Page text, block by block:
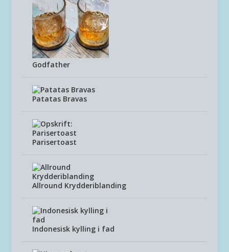
Godfather
Patatas Bravas
Parisertoast
Allround Krydderiblanding
Indonesisk kylling i fad